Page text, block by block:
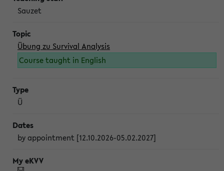
Sauzet
Übung zu Survival Analysis
Course taught in English
Ü
by appointment [12.10.2026-05.02.2027]